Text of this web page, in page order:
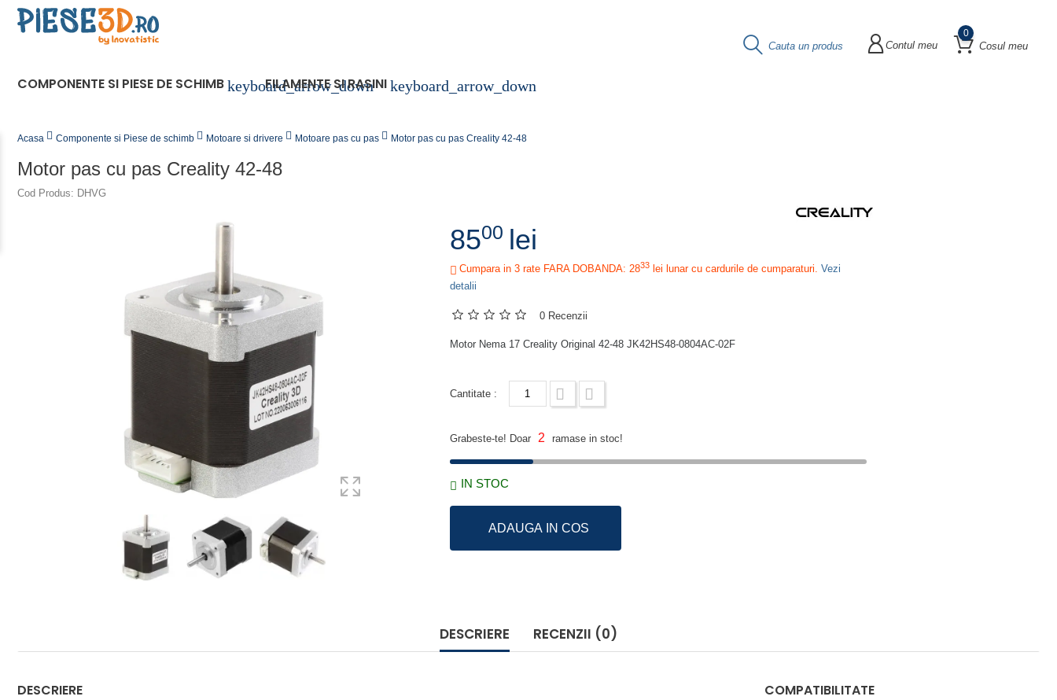
COMPONENTE SI PIESE DE SCHIMBkeyboard_arrow_down
FILAMENTE SI RASINIkeyboard_arrow_down
Contul meu Cosul meu
0
Cauta un produs
Acasa Componente si Piese de schimb Motoare si drivere Motoare pas cu pas Motor pas cu pas Creality 42-48
Motor pas cu pas Creality 42-48
Cod Produs: DHVG
8500 lei
Cumpara in 3 rate FARA DOBANDA: 2833lei lunar cu cardurile de cumparaturi. Vezi
detalii
0 Recenzii
Motor Nema 17 Creality Original 42-48 JK42HS48-0804AC-02F
Cantitate :
Grabeste-te! Doar 2 ramase in stoc!
IN STOC
ADAUGA IN COS
DESCRIERE RECENZII (0)
DESCRIERE COMPATIBILITATE